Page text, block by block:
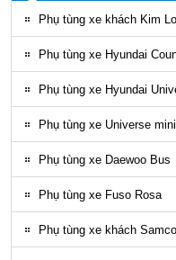
Phụ tùng xe khách Kim
Phụ tùng xe Hyundai
Phụ tùng vỏ xe County
Phụ kiện ghế county
Gioăng County
Phụ tùng gầm máy County
Ốp nhựa ngoại thất County
Phụ tùng xe Hyundai
Phụ tùng xe Universe mini
Phụ tùng xe Daewoo Bus
Phụ tùng xe Fuso Rosa
Phụ tùng xe khách Samco